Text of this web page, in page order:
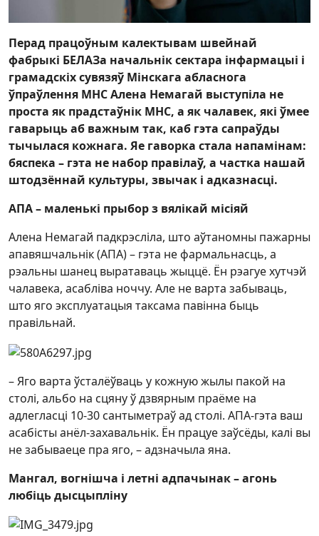
Перад працоўным калектывам швейнай
фабрыкі БЕЛАЗа начальнік сектара інфармацыі і
грамадскіх сувязяў Мінскага абласнога
ўпраўлення МНС Алена Немагай выступіла не
проста як прадстаўнік МНС, а як чалавек, які ўмее
гаварыць аб важным так, каб гэта сапраўды
тычылася кожнага. Яе гаворка стала напамінам:
бяспека – гэта не набор правілаў, а частка нашай
штодзённай культуры, звычак і адказнасці.
АПА – маленькі прыбор з вялікай місіяй
Алена Немагай падкрэсліла, што аўтаномны пажарны
апавяшчальнік (АПА) – гэта не фармальнасць, а
рэальны шанец выратаваць жыццё. Ён рэагуе хутчэй
чалавека, асабліва ноччу. Але не варта забываць,
што яго эксплуатацыя таксама павінна быць
правільнай.
– Яго варта ўсталёўваць у кожную жылы пакой на
столі, альбо на сцяну ў дзвярным праёме на
адлегласці 10-30 сантыметраў ад столі. АПА-гэта ваш
асабісты анёл-захавальнік. Ён працуе заўсёды, калі вы
не забываеце пра яго, – адзначыла яна.
Мангал, вогнішча і летні адпачынак – агонь
любіць дысцыпліну